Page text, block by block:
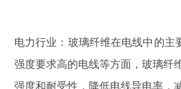
电力行业：玻璃纤维在电线中的
强度要求高的电线等方面，玻璃纤
强度和耐受性，降低电线导电率，